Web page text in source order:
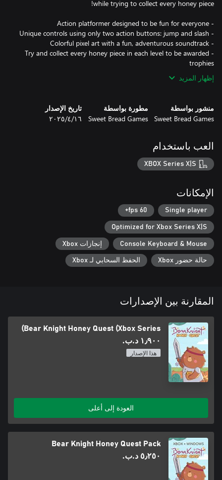
- Try and collect every honey piece in each level to be awarded
trophies
إظهار المزيد
منشور بواسطة
Sweet Bread Games
مطورة بواسطة
Sweet Bread Games
تاريخ الإصدار
١٦‏/٤‏/٢٠٢٥
العب باستخدام
XBOX Series X|S
الإمكانات
Single player
60 fps+
Optimized for Xbox Series X|S
Console Keyboard & Mouse إنجازات Xbox
حالة حضور Xbox الحفظ السحابي لـ Xbox
المقارنة بين الإصدارات
Bear Knight Honey Quest (Xbox Series)
١٫٩٠٠ د.ب.‏
هذا الإصدار
العودة إلى أعلى
Bear Knight Honey Quest Pack
٥٫٢٥٠ د.ب.‏